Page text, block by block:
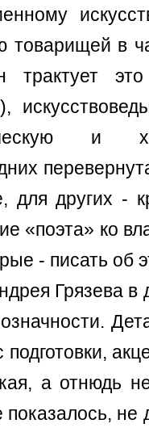
товарищей в
и
для других -
«поэта» ко
- писать об
Грязева в
а отнюдь
показалось, не